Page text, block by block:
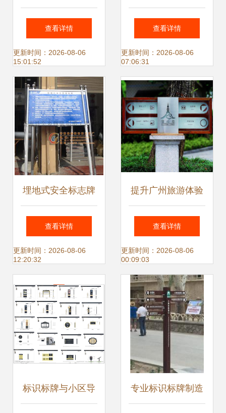
薄利多销与质量双
赢的选择
查看详情
更新时间：2026-08-06
15:01:52
标牌才能最醒目
——从视觉识别到
高效导诊的关键法
则
查看详情
更新时间：2026-08-06
07:06:31
埋地式安全标志牌
不锈钢双立柱设
计，工厂定制高清
查看详情
更新时间：2026-08-06
12:20:32
提升广州旅游体验
公共标识标牌与导
视标识牌的重要性
查看详情
更新时间：2026-08-06
00:09:03
标识标牌与小区导 专业标识标牌制造